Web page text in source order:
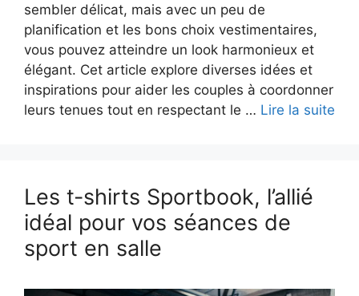
sembler délicat, mais avec un peu de
planification et les bons choix vestimentaires,
vous pouvez atteindre un look harmonieux et
élégant. Cet article explore diverses idées et
inspirations pour aider les couples à coordonner
leurs tenues tout en respectant le … Lire la suite
Les t-shirts Sportbook, l’allié
idéal pour vos séances de
sport en salle